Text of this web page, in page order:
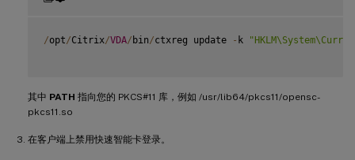
/opt/Citrix/VDA/ bin/ctxreg update - k
其中 PATH 指向您的 PKCS#11 库，例如 /usr/lib64/pkcs11/opensc-
pkcs11.so
在客户端上禁用快速智能卡登录。